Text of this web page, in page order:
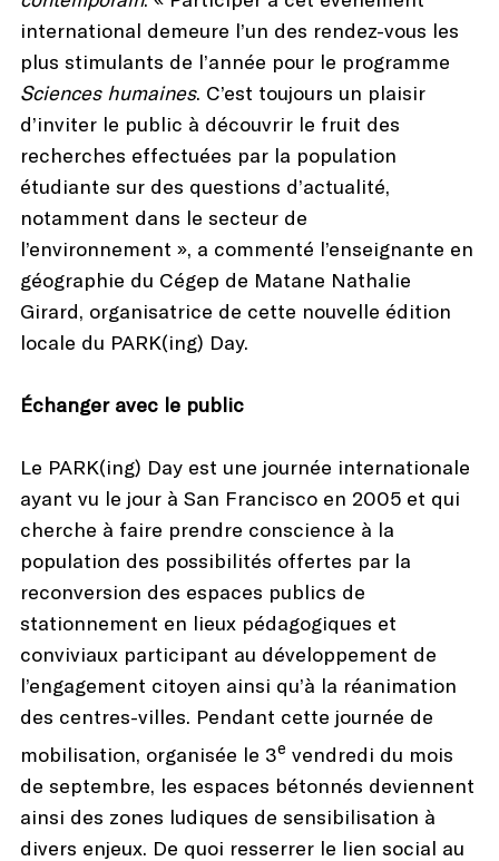
international demeure l’un des rendez-vous les
plus stimulants de l’année pour le programme
Sciences humaines. C’est toujours un plaisir
d’inviter le public à découvrir le fruit des
recherches effectuées par la population
étudiante sur des questions d’actualité,
notamment dans le secteur de
l’environnement », a commenté l’enseignante en
géographie du Cégep de Matane Nathalie
Girard, organisatrice de cette nouvelle édition
locale du PARK(ing) Day.
Échanger avec le public
Le PARK(ing) Day est une journée internationale
ayant vu le jour à San Francisco en 2005 et qui
cherche à faire prendre conscience à la
population des possibilités offertes par la
reconversion des espaces publics de
stationnement en lieux pédagogiques et
conviviaux participant au développement de
l’engagement citoyen ainsi qu’à la réanimation
des centres-villes. Pendant cette journée de
mobilisation, organisée le 3e vendredi du mois
de septembre, les espaces bétonnés deviennent
ainsi des zones ludiques de sensibilisation à
divers enjeux. De quoi resserrer le lien social au